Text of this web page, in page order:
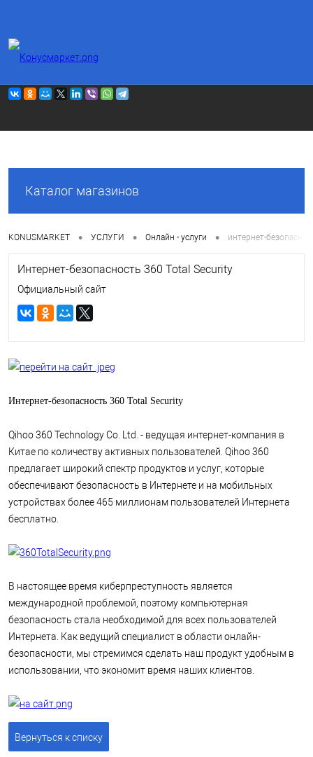
Каталог магазинов
KONUSMARKET • УСЛУГИ • Онлайн - услуги • интернет-
Интернет-безопасность 360 Total Security
Официальный сайт
Интернет-безопасность 360 Total Security
Qihoo 360 Technology Co. Ltd. - ведущая интернет-компания в
Китае по количеству активных пользователей. Qihoo 360
предлагает широкий спектр продуктов и услуг, которые
обеспечивают безопасность в Интернете и на мобильных
устройствах более 465 миллионам пользователей Интернета
бесплатно.
В настоящее время киберпреступность является
международной проблемой, поэтому компьютерная
безопасность стала необходимой для всех пользователей
Интернета. Как ведущий специалист в области онлайн-
безопасности, мы стремимся сделать наш продукт удобным в
использовании, что экономит время наших клиентов.
Вернуться к списку